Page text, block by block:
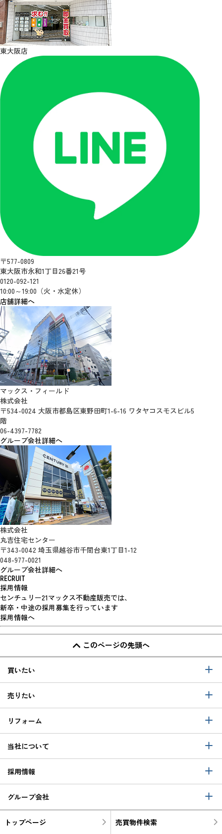
東大阪店
〒577-0809
東大阪市永和1丁目26番21号
0120-092-121
10:00～19:00（火・水定休）
店舗詳細へ
マックス・フィールド
株式会社
〒534-0024 大阪市都島区東野田町1-6-16 ワタヤコスモスビル5
階
06-4397-7782
グループ会社詳細へ
株式会社
丸吉住宅センター
〒343-0042 埼玉県越谷市千間台東1丁目1-12
048-977-0021
グループ会社詳細へ
RECRUIT
採用情報
センチュリー21マックス不動産販売では、
新卒・中途の採用募集を行っています
採用情報へ
このページの先頭へ
買いたい
売りたい
リフォーム
当社について
採用情報
グループ会社
トップページ 売買物件検索